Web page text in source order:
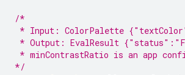
/*
* Input: ColorPalette
* Output: EvalResult
* minContrastRatio is an app config
*/